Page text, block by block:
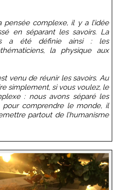
pensée complexe, il y a l’idée
en séparant les savoirs. La
a été définie ainsi : les
la physique aux
venu de réunir les savoirs. Au
simplement, si vous voulez, le
: nous avons séparé les
pour comprendre le monde, il
partout de l’humanisme